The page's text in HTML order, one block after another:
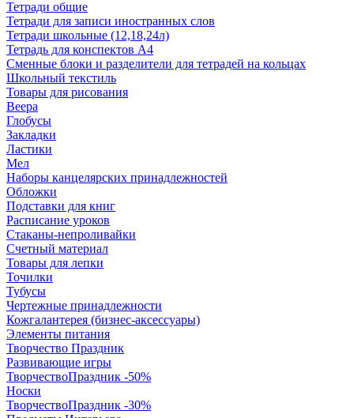
Тетради общие
Тетради для записи иностранных слов
Тетради школьные (12,18,24л)
Тетрадь для конспектов А4
Сменные блоки и разделители для тетрадей на кольцах
Школьный текстиль
Товары для рисования
Веера
Глобусы
Закладки
Ластики
Мел
Наборы канцелярских принадлежностей
Обложки
Подставки для книг
Расписание уроков
Стаканы-непроливайки
Счетный материал
Товары для лепки
Точилки
Тубусы
Чертежные принадлежности
Кожгалантерея (бизнес-аксессуары)
Элементы питания
Творчество Праздник
Развивающие игры
ТворчествоПраздник -50%
Носки
ТворчествоПраздник -30%